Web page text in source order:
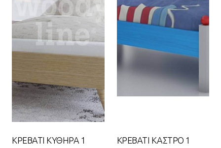
ΚΡΕΒΑΤΙ ΚΥΘΗΡΑ 1 ΚΡΕΒΑΤΙ ΚΑΣΤΡΟ 1